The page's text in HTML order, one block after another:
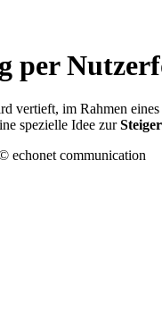
per
vertieft, im Rahmen
spezielle Idee zur